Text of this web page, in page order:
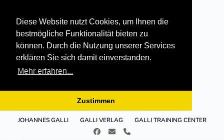
Diese Website nutzt Cookies, um Ihnen die
bestmögliche Funktionalität bieten zu
können. Durch die Nutzung unserer Services
erklären Sie sich damit einverstanden.
Mehr erfahren...
Zustimmen
JOHANNES GALLI GALLI VERLAG GALLI TRAINING CENTER
Facebook
E- Telefon